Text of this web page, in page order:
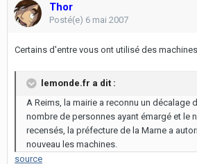
Thor
Posté(e) 6 mai 2007
Certains d'entre vous ont utilisé des
lemonde.fr a dit :
A Reims, la mairie a reconnu un décalage
nombre de personnes ayant émargé et le
recensés, la préfecture de la Marne a
nouveau les machines.
source